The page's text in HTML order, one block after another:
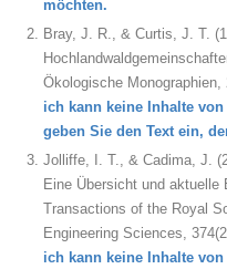
möchten.
Bray, J. R., & Curtis, J. T.
Ökologische Monographien,
ich kann keine Inhalte
geben Sie den Text ein,
Jolliffe, I. T., & Cadima, J.
Eine Übersicht und aktuelle
Transactions of the Royal
Engineering Sciences,
ich kann keine Inhalte